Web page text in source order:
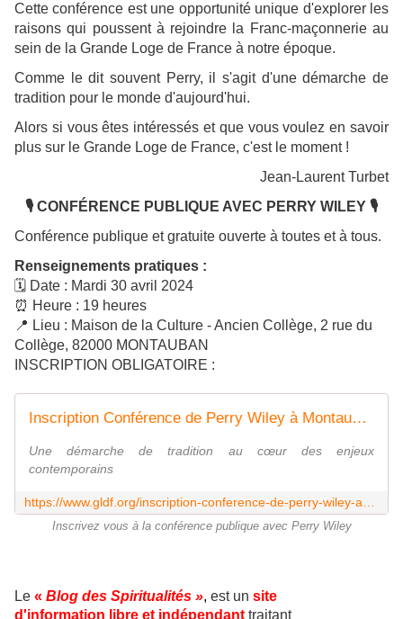
Cette conférence est une opportunité unique d'explorer les
raisons qui poussent à rejoindre la Franc-maçonnerie au
sein de la Grande Loge de France à notre époque.
Comme le dit souvent Perry, il s'agit d'une démarche de
tradition pour le monde d'aujourd'hui.
Alors si vous êtes intéressés et que vous voulez en savoir
plus sur le Grande Loge de France, c'est le moment !
Jean-Laurent Turbet
🎙️ CONFÉRENCE PUBLIQUE AVEC PERRY WILEY 🎙️
Conférence publique et gratuite ouverte à toutes et à tous.
Renseignements pratiques :
🗓️ Date : Mardi 30 avril 2024
⏰ Heure : 19 heures
📍 Lieu : Maison de la Culture - Ancien Collège, 2 rue du
Collège, 82000 MONTAUBAN
INSCRIPTION OBLIGATOIRE :
Inscription Conférence de Perry Wiley à Montauban le 30 avril 2024
Une démarche de tradition au cœur des enjeux
contemporains
Inscrivez vous à la conférence publique avec Perry Wiley
Le « Blog des Spiritualités », est un site
d'information libre et indépendant traitant